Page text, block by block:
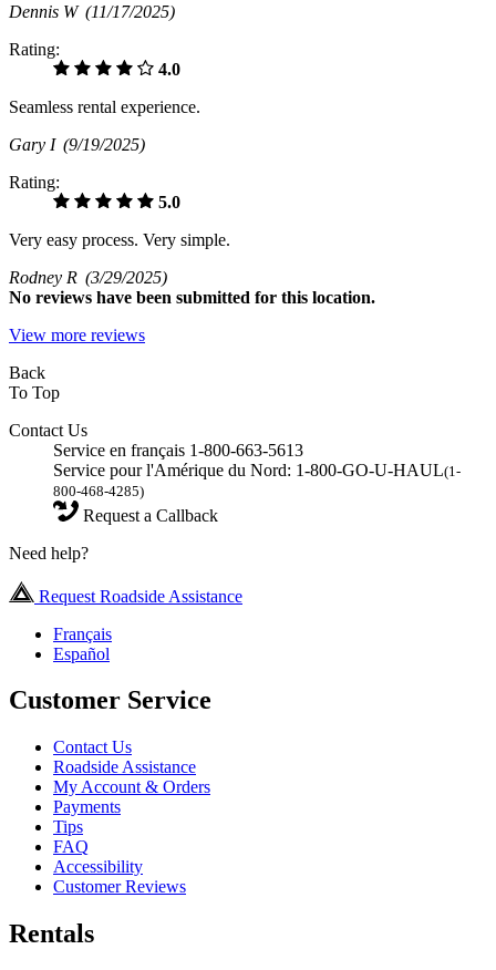
Dennis W (11/17/2025)
Rating:
4.0
Seamless rental experience.
Gary I (9/19/2025)
Rating:
5.0
Very easy process. Very simple.
Rodney R (3/29/2025)
No reviews have been submitted for this location.
View more reviews
Back
To Top
Contact Us
Service en français 1-800-663-5613
Service pour l'Amérique du Nord: 1-800-GO-U-HAUL(1-
800-468-4285)
Request a Callback
Need help?
Request Roadside Assistance
Français
Español
Customer Service
Contact Us
Roadside Assistance
My Account & Orders
Payments
Tips
FAQ
Accessibility
Customer Reviews
Rentals